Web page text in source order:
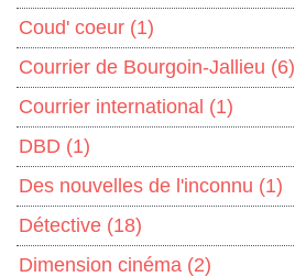
Coud' coeur (1)
Courrier de Bourgoin-Jallieu (6)
Courrier international (1)
DBD (1)
Des nouvelles de l'inconnu (1)
Détective (18)
Dimension cinéma (2)